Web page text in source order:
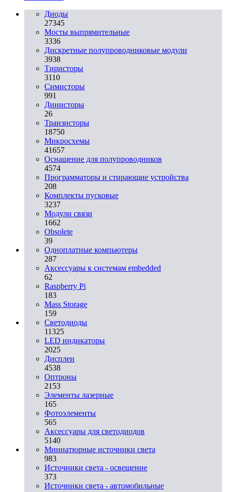
Диоды
27345
Мосты выпрямительные
3336
Дискретные полупроводниковые модули
3938
Тиристоры
3110
Симисторы
991
Динисторы
26
Транзисторы
18750
Микросхемы
41657
Оснащение для полупроводников
4574
Программаторы и стирающие устройства
208
Комплекты пусковые
3237
Модули связи
1662
Obsolete
39
Одноплатные компьютеры
287
Аксессуары к системам embedded
62
Raspberry Pi
183
Mass Storage
159
Светодиоды
11325
LED индикаторы
2025
Дисплеи
4538
Оптроны
2153
Элементы лазерные
165
Фотоэлементы
565
Аксессуары для светодиодов
5140
Миниатюрные источники света
983
Источники света - освещение
373
Источники света - автомобильные